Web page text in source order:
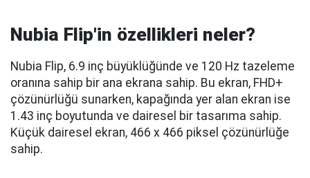
Nubia Flip'in özellikleri neler?
Nubia Flip, 6.9 inç büyüklüğünde ve 120 Hz tazeleme
oranına sahip bir ana ekrana sahip. Bu ekran, FHD+
çözünürlüğü sunarken, kapağında yer alan ekran ise
1.43 inç boyutunda ve dairesel bir tasarıma sahip.
Küçük dairesel ekran, 466 x 466 piksel çözünürlüğe
sahip.